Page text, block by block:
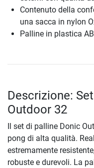
Contenuto della
una sacca in nylon
Palline in plastica
Descrizione:
Outdoor 32
Il set di palline Donic
pong di alta qualità.
estremamente
robuste e durevoli. La